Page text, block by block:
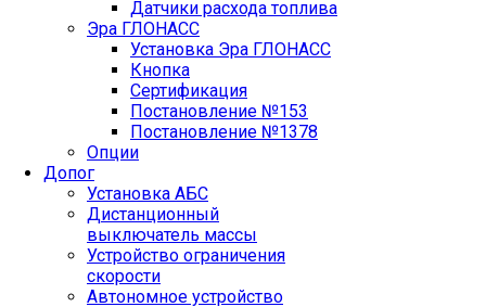
Датчики расхода топлива
Эра ГЛОНАСС
Установка Эра ГЛОНАСС
Кнопка
Сертификация
Постановление №153
Постановление №1378
Опции
Допог
Установка АБС
Дистанционный
выключатель массы
Устройство ограничения
скорости
Автономное устройство